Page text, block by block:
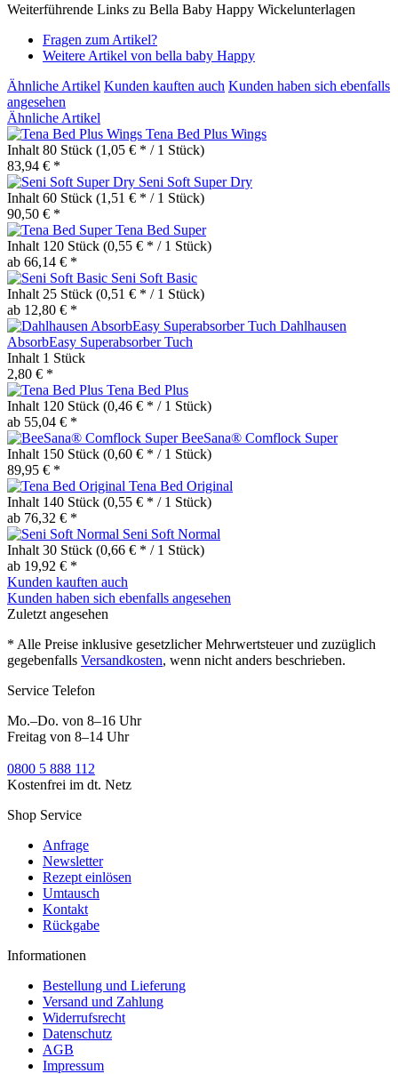
Weiterführende Links zu Bella Baby Happy Wickelunterlagen
Fragen zum Artikel?
Weitere Artikel von bella baby Happy
Ähnliche Artikel Kunden kauften auch Kunden haben sich ebenfalls
angesehen
Ähnliche Artikel
Tena Bed Plus Wings
Inhalt 80 Stück (1,05 € * / 1 Stück)
83,94 € *
Seni Soft Super Dry
Inhalt 60 Stück (1,51 € * / 1 Stück)
90,50 € *
Tena Bed Super
Inhalt 120 Stück (0,55 € * / 1 Stück)
ab 66,14 € *
Seni Soft Basic
Inhalt 25 Stück (0,51 € * / 1 Stück)
ab 12,80 € *
Dahlhausen
AbsorbEasy Superabsorber Tuch
Inhalt 1 Stück
2,80 € *
Tena Bed Plus
Inhalt 120 Stück (0,46 € * / 1 Stück)
ab 55,04 € *
BeeSana® Comflock Super
Inhalt 150 Stück (0,60 € * / 1 Stück)
89,95 € *
Tena Bed Original
Inhalt 140 Stück (0,55 € * / 1 Stück)
ab 76,32 € *
Seni Soft Normal
Inhalt 30 Stück (0,66 € * / 1 Stück)
ab 19,92 € *
Kunden kauften auch
Kunden haben sich ebenfalls angesehen
Zuletzt angesehen
* Alle Preise inklusive gesetzlicher Mehrwertsteuer und zuzüglich
gegebenfalls Versandkosten, wenn nicht anders beschrieben.
Service Telefon
Mo.–Do. von 8–16 Uhr
Freitag von 8–14 Uhr
0800 5 888 112
Kostenfrei im dt. Netz
Shop Service
Anfrage
Newsletter
Rezept einlösen
Umtausch
Kontakt
Rückgabe
Informationen
Bestellung und Lieferung
Versand und Zahlung
Widerrufsrecht
Datenschutz
AGB
Impressum